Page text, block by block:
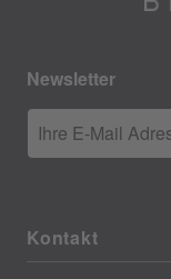
Newsletter
Ihre E-Mail
Kontakt